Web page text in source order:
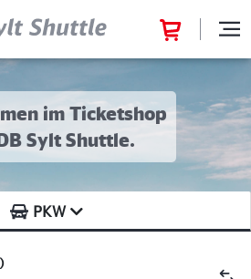
im Ticketshop
Sylt Shuttle.
PKW